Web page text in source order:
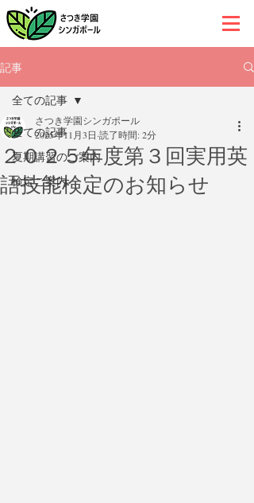
記事
全ての記事
夏期講習のご案内
検定ご案内
全ての記事
２０２５年度第３回実用英
語技能検定のお知らせ
さつき学園シンガポール
2025年11月3日 読了時間: 2分